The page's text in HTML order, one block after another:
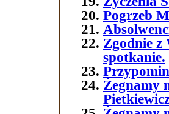
Pogrzeb
Zgodnie z
spotkanie.
Żegnamy